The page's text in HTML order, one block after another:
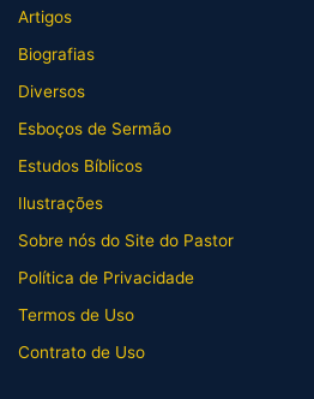
Artigos
Biografias
Diversos
Esboços de Sermão
Estudos Bíblicos
Ilustrações
Sobre nós do Site do Pastor
Política de Privacidade
Termos de Uso
Contrato de Uso